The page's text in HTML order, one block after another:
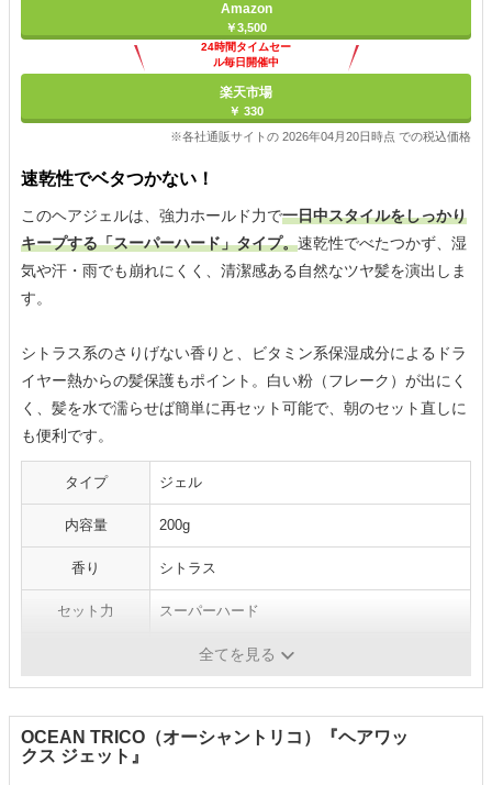
Amazon
￥3,500
24時間タイムセー
ル毎日開催中
楽天市場
￥ 330
※各社通販サイトの 2026年04月20日時点 での税込価格
速乾性でベタつかない！
このヘアジェルは、強力ホールド力で一日中スタイルをしっかり
キープする「スーパーハード」タイプ。速乾性でべたつかず、湿
気や汗・雨でも崩れにくく、清潔感ある自然なツヤ髪を演出しま
す。
シトラス系のさりげない香りと、ビタミン系保湿成分によるドラ
イヤー熱からの髪保護もポイント。白い粉（フレーク）が出にく
く、髪を水で濡らせば簡単に再セット可能で、朝のセット直しに
も便利です。
タイプ ジェル
内容量 200g
香り シトラス
セット力 スーパーハード
自然なツヤ感
全てを見る
OCEAN TRICO（オーシャントリコ）『ヘアワッ
クス ジェット』